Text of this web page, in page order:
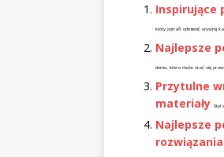
Inspirujące
który potrafi odmienić wystrój
Najlepsze
domu, która może stać się
Przytulne
materiały Styl
Najlepsze
rozwiązania